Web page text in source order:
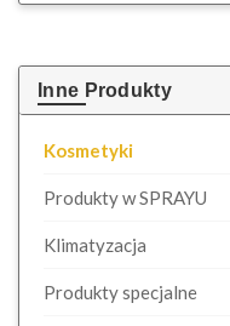
Inne Produkty
Kosmetyki
Produkty w SPRAYU
Klimatyzacja
Produkty specjalne